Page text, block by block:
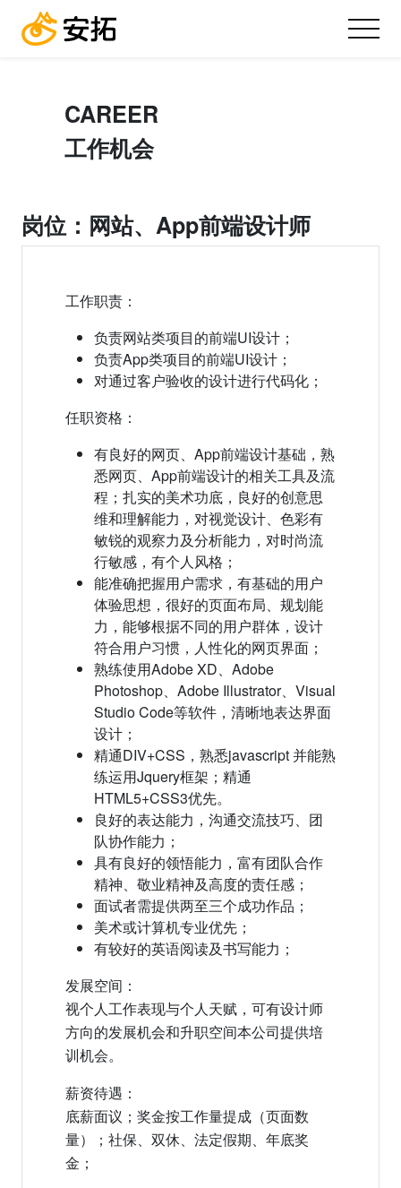
CAREER
工作机会
岗位：网站、App前端设计师
工作职责：
负责网站类项目的前端UI设计；
负责App类项目的前端UI设计；
对通过客户验收的设计进行代码化；
任职资格：
有良好的网页、App前端设计基础，熟
悉网页、App前端设计的相关工具及流
程；扎实的美术功底，良好的创意思
维和理解能力，对视觉设计、色彩有
敏锐的观察力及分析能力，对时尚流
行敏感，有个人风格；
能准确把握用户需求，有基础的用户
体验思想，很好的页面布局、规划能
力，能够根据不同的用户群体，设计
符合用户习惯，人性化的网页界面；
熟练使用Adobe XD、Adobe
Photoshop、Adobe Illustrator、Visual
Studio Code等软件，清晰地表达界面
设计；
精通DIV+CSS，熟悉javascript 并能熟
练运用Jquery框架；精通
HTML5+CSS3优先。
良好的表达能力，沟通交流技巧、团
队协作能力；
具有良好的领悟能力，富有团队合作
精神、敬业精神及高度的责任感；
面试者需提供两至三个成功作品；
美术或计算机专业优先；
有较好的英语阅读及书写能力；
发展空间：
视个人工作表现与个人天赋，可有设计师
方向的发展机会和升职空间本公司提供培
训机会。
薪资待遇：
底薪面议；奖金按工作量提成（页面数
量）；社保、双休、法定假期、年底奖
金；